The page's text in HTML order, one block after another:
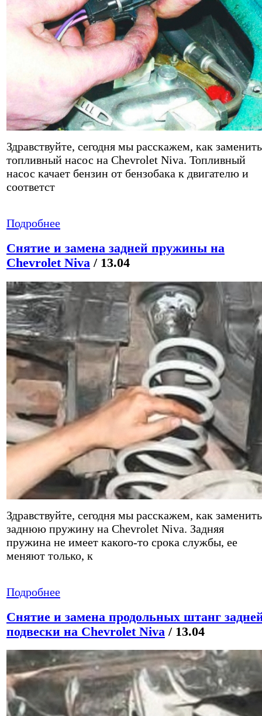
Здравствуйте, сегодня мы расскажем, как заменить
топливный насос на Chevrolet Niva. Топливный
насос качает бензин от бензобака к двигателю и
соответст
Подробнее
Снятие и замена задней пружины на
Chevrolet Niva / 13.04
Здравствуйте, сегодня мы расскажем, как заменить
заднюю пружину на Chevrolet Niva. Задняя
пружина не имеет какого-то срока службы, ее
меняют только, к
Подробнее
Снятие и замена продольных штанг
подвески на Chevrolet Niva / 13.04